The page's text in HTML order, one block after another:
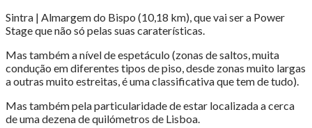
Sintra | Almargem do Bispo (10,18 km), que vai ser a Power
Stage que não só pelas suas caraterísticas.
Mas também a nível de espetáculo (zonas de saltos, muita
condução em diferentes tipos de piso, desde zonas muito largas
a outras muito estreitas, é uma classificativa que tem de tudo).
Mas também pela particularidade de estar localizada a cerca
de uma dezena de quilómetros de Lisboa.